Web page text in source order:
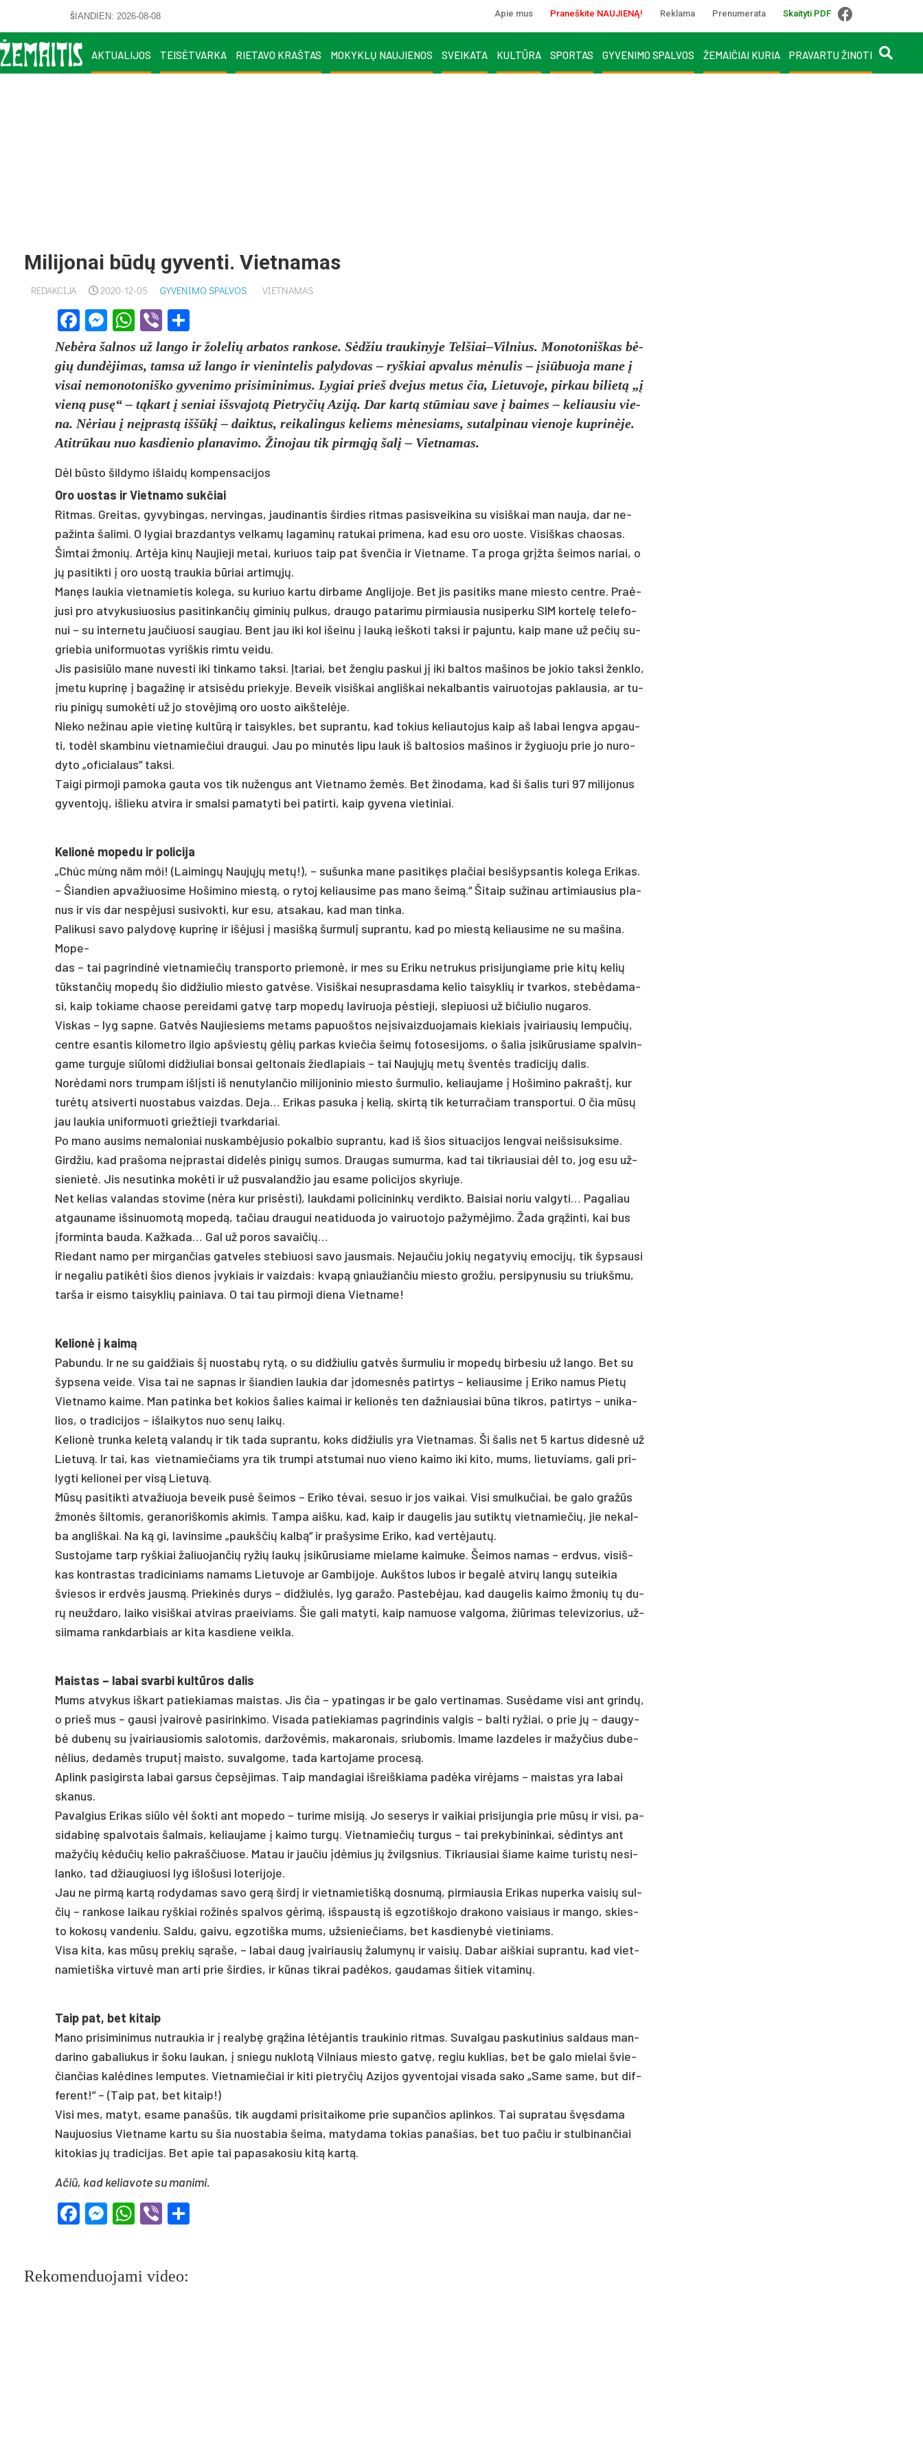
ŠIANDIEN: 2026-08-08 Apie mus Praneškite NAUJIENĄ! Reklama Prenumerata Skaityti PDF
AKTUALIJOS TEISĖTVARKA RIETAVO KRAŠTAS MOKYKLŲ NAUJIENOS SVEIKATA KULTŪRA SPORTAS GYVENIMO SPALVOS ŽEMAIČIAI KURIA PRAVARTU ŽINOTI
Milijonai būdų gyventi. Vietnamas
REDAKCIJA 2020-12-05 GYVENIMO SPALVOS VIETNAMAS
Facebook
Messenger
WhatsApp
Viber
Ne­bė­ra šal­nos už lan­go ir žo­le­lių ar­ba­tos ran­ko­se. Sė­džiu trau­ki­ny­je Telšiai–Vilnius. Mo­no­to­niš­kas bė­
gių dun­dė­ji­mas, tam­sa už lan­go ir vie­nin­te­lis pa­ly­do­vas – ryš­kiai ap­va­lus mė­nu­lis – įsiū­buo­ja ma­ne į
vi­sai ne­mo­no­to­niš­ko gy­ve­ni­mo pri­si­mi­ni­mus. Ly­giai prieš dve­jus me­tus čia, Lie­tu­vo­je, pir­kau bi­lie­tą „į
vie­ną pu­sę“ – tą­kart į se­niai iš­sva­jo­tą Piet­ry­čių Azi­ją. Dar kar­tą stū­miau sa­ve į bai­mes – ke­liau­siu vie­
na. Nė­riau į neįp­ras­tą iš­šū­kį – daik­tus, rei­ka­lin­gus ke­liems mė­ne­siams, su­tal­pi­nau vie­no­je kup­ri­nė­je.
Atit­rū­kau nuo kas­die­nio pla­na­vi­mo. Ži­no­jau tik pir­mą­ją ša­lį – Viet­na­mas.
Dėl būsto šildymo išlaidų kompensacijos
Oro uos­tas ir Viet­na­mo su­kčiai
Rit­mas. Grei­tas, gy­vy­bin­gas, ner­vin­gas, jau­di­nan­tis šir­dies rit­mas pa­si­svei­ki­na su vi­siš­kai man nau­ja, dar ne­
pa­žin­ta ša­li­mi. O ly­giai braz­dan­tys vel­ka­mų la­ga­mi­nų ra­tu­kai pri­me­na, kad esu oro uos­te. Vi­siš­kas chao­sas.
Šim­tai žmo­nių. Ar­tė­ja ki­nų Nau­jie­ji me­tai, ku­riuos taip pat šven­čia ir Viet­na­me. Ta pro­ga grįž­ta šei­mos na­riai, o
jų pa­si­tik­ti į oro uos­tą trau­kia bū­riai ar­ti­mų­jų.
Ma­nęs lau­kia viet­na­mie­tis ko­le­ga, su ku­riuo kar­tu dir­ba­me Ang­li­jo­je. Bet jis pa­si­tiks ma­ne mies­to cent­re. Praė­
ju­si pro at­vy­ku­siuo­sius pa­si­tin­kan­čių gi­mi­nių pul­kus, drau­go pa­ta­ri­mu pir­miau­sia nu­si­per­ku SIM kor­te­lę te­le­fo­
nui – su in­ter­ne­tu jau­čiuo­si sau­giau. Bent jau iki kol išei­nu į lau­ką ieš­ko­ti tak­si ir pa­jun­tu, kaip ma­ne už pe­čių su­
grie­bia uni­for­muo­tas vy­riš­kis rim­tu vei­du.
Jis pa­si­siū­lo ma­ne nu­ves­ti iki tin­ka­mo tak­si. Įta­riai, bet žen­giu pa­skui jį iki bal­tos ma­ši­nos be jo­kio tak­si ženk­lo,
įme­tu kup­ri­nę į ba­ga­ži­nę ir at­si­sė­du prie­ky­je. Be­veik vi­siš­kai ang­liš­kai ne­kal­ban­tis vai­ruo­to­jas pa­klau­sia, ar tu­
riu pi­ni­gų su­mo­kė­ti už jo sto­vė­ji­mą oro uos­to aikš­te­lė­je.
Nie­ko ne­ži­nau apie vie­ti­nę kul­tū­rą ir tai­syk­les, bet su­pran­tu, kad to­kius ke­liau­to­jus kaip aš la­bai leng­va ap­gau­
ti, to­dėl skam­bi­nu viet­na­mie­čiui drau­gui. Jau po mi­nu­tės li­pu lauk iš bal­to­sios ma­ši­nos ir žy­giuo­ju prie jo nu­ro­
dy­to „ofi­cia­laus“ tak­si.
Tai­gi pir­mo­ji pa­mo­ka gau­ta vos tik nu­žen­gus ant Viet­na­mo že­mės. Bet ži­no­da­ma, kad ši ša­lis tu­ri 97 mi­li­jo­nus
gy­ven­to­jų, iš­lie­ku at­vi­ra ir smal­si pa­ma­ty­ti bei pa­tir­ti, kaip gy­ve­na vie­ti­niai.
Ke­lio­nė mo­pe­du ir po­li­ci­ja
„Chúc mừng năm mới! (Lai­min­gų Nau­jų­jų me­tų!), – su­šun­ka ma­ne pa­si­ti­kęs pla­čiai be­si­šyp­san­tis ko­le­ga Eri­kas.
– Šian­dien ap­va­žiuo­si­me Hošimino mies­tą, o ry­toj ke­liau­si­me pas ma­no šei­mą.“ Ši­taip su­ži­nau ar­ti­miau­sius pla­
nus ir vis dar ne­spė­ju­si su­si­vok­ti, kur esu, at­sa­kau, kad man tin­ka.
Pa­li­ku­si sa­vo pa­ly­do­vę kup­ri­nę ir išė­ju­si į ma­siš­ką šur­mu­lį su­pran­tu, kad po mies­tą ke­liau­si­me ne su ma­ši­na.
Mo­pe­-
das – tai pa­grin­di­nė viet­na­mie­čių trans­por­to prie­mo­nė, ir mes su Eri­ku ne­tru­kus pri­si­jun­gia­me prie ki­tų ke­lių
tūks­tan­čių mo­pe­dų šio di­džiu­lio mies­to gat­vė­se. Vi­siš­kai ne­sup­ras­da­ma ke­lio tai­syk­lių ir tvar­kos, ste­bė­da­ma­
si, kaip to­kia­me chao­se pe­rei­da­mi gat­vę tarp mo­pe­dų la­vi­ruo­ja pės­tie­ji, sle­piuo­si už bi­čiu­lio nu­ga­ros.
Vis­kas – lyg sap­ne. Gat­vės Nau­jie­siems me­tams pa­puoš­tos neį­si­vaiz­duo­ja­mais kie­kiais įvai­riau­sių lem­pu­čių,
cent­re esan­tis ki­lo­met­ro il­gio ap­švies­tų gė­lių par­kas kvie­čia šei­mų fo­to­se­si­joms, o ša­lia įsi­kū­ru­sia­me spal­vin­
ga­me tur­gu­je siū­lo­mi di­džiu­liai bon­sai gel­to­nais žied­la­piais – tai Nau­jų­jų me­tų šven­tės tra­di­ci­jų da­lis.
No­rė­da­mi nors trum­pam iš­lįs­ti iš ne­nu­ty­lan­čio mi­li­jo­ni­nio mies­to šur­mu­lio, ke­liau­ja­me į Hošimino pa­kraš­tį, kur
tu­rė­tų at­si­ver­ti nuo­sta­bus vaiz­das. De­ja… Eri­kas pa­su­ka į ke­lią, skir­tą tik ke­tur­ra­čiam trans­por­tui. O čia mū­sų
jau lau­kia uni­for­muo­ti griež­tie­ji tvark­da­riai.
Po ma­no au­sims ne­ma­lo­niai nu­skam­bė­ju­sio po­kal­bio su­pran­tu, kad iš šios si­tua­ci­jos leng­vai neiš­si­suk­si­me.
Gir­džiu, kad pra­šo­ma neįp­ras­tai di­de­lės pi­ni­gų su­mos. Drau­gas su­mur­ma, kad tai tik­riau­siai dėl to, jog esu už­
sie­nie­tė. Jis ne­su­tin­ka mo­kė­ti ir už pus­va­lan­džio jau esa­me po­li­ci­jos sky­riu­je.
Net ke­lias va­lan­das sto­vi­me (nė­ra kur pri­sės­ti), lauk­da­mi po­li­ci­nin­kų ver­dik­to. Bai­siai no­riu val­gy­ti… Pa­ga­liau
at­gau­na­me iš­si­nuo­mo­tą mo­pe­dą, ta­čiau drau­gui nea­ti­duo­da jo vai­ruo­to­jo pa­žy­mė­ji­mo. Ža­da grą­žin­ti, kai bus
įfor­min­ta bau­da. Kaž­ka­da… Gal už po­ros sa­vai­čių…
Rie­dant na­mo per mir­gan­čias gat­ve­les ste­biuo­si sa­vo jaus­mais. Ne­jau­čiu jo­kių ne­ga­ty­vių emo­ci­jų, tik šyp­sau­si
ir ne­ga­liu pa­ti­kė­ti šios die­nos įvy­kiais ir vaiz­dais: kva­pą gniau­žian­čiu mies­to gro­žiu, per­si­py­nu­siu su triukš­mu,
tar­ša ir eis­mo tai­syk­lių pai­nia­va. O tai tau pir­mo­ji die­na Viet­na­me!
Ke­lio­nė į kai­mą
Pa­bun­du. Ir ne su gai­džiais šį nuo­sta­bų ry­tą, o su di­džiu­liu gat­vės šur­mu­liu ir mo­pe­dų bir­be­siu už lan­go. Bet su
šyp­se­na vei­de. Vi­sa tai ne sap­nas ir šian­dien lau­kia dar įdo­mes­nės pa­tir­tys – ke­liau­si­me į Eri­ko na­mus Pie­tų
Viet­na­mo kai­me. Man pa­tin­ka bet ko­kios ša­lies kai­mai ir ke­lio­nės ten daž­niau­siai bū­na tik­ros, pa­tir­tys – uni­ka­
lios, o tra­di­ci­jos – iš­lai­ky­tos nuo se­nų lai­kų.
Ke­lio­nė trun­ka ke­le­tą va­lan­dų ir tik ta­da su­pran­tu, koks di­džiu­lis yra Viet­na­mas. Ši ša­lis net 5 kar­tus di­des­nė už
Lie­tu­vą. Ir tai, kas viet­na­mie­čiams yra tik trum­pi at­stu­mai nuo vie­no kai­mo iki ki­to, mums, lie­tu­viams, ga­li pri­
lyg­ti ke­lio­nei per vi­są Lie­tu­vą.
Mū­sų pa­si­tik­ti at­va­žiuo­ja be­veik pu­sė šei­mos – Eri­ko tė­vai, se­suo ir jos vai­kai. Vi­si smul­ku­čiai, be ga­lo gra­žūs
žmo­nės šil­to­mis, ge­ra­no­riš­ko­mis aki­mis. Tam­pa aiš­ku, kad, kaip ir dau­ge­lis jau su­tik­tų viet­na­mie­čių, jie ne­kal­
ba ang­liš­kai. Na ką gi, la­vin­si­me „paukš­čių kal­bą“ ir pra­šy­si­me Eri­ko, kad ver­tė­jau­tų.
Sus­to­ja­me tarp ryš­kiai ža­liuo­jan­čių ry­žių lau­kų įsi­kū­ru­sia­me mie­la­me kai­mu­ke. Šei­mos na­mas – erd­vus, vi­siš­
kas kont­ras­tas tra­di­ci­niams na­mams Lie­tu­vo­je ar Gam­bi­jo­je. Aukš­tos lu­bos ir be­ga­lė at­vi­rų lan­gų su­tei­kia
švie­sos ir erd­vės jaus­mą. Prie­ki­nės du­rys – di­džiu­lės, lyg ga­ra­žo. Pas­te­bė­jau, kad dau­ge­lis kai­mo žmo­nių tų du­
rų neuž­da­ro, lai­ko vi­siš­kai at­vi­ras praei­viams. Šie ga­li ma­ty­ti, kaip na­muo­se val­go­ma, žiū­ri­mas te­le­vi­zo­rius, už­
sii­ma­ma rank­dar­biais ar ki­ta kas­die­ne veik­la.
Mais­tas – la­bai svar­bi kul­tū­ros da­lis
Mums at­vy­kus iš­kart pa­tie­kia­mas mais­tas. Jis čia – ypa­tin­gas ir be ga­lo ver­ti­na­mas. Su­sė­da­me vi­si ant grin­dų,
o prieš mus – gau­si įvai­ro­vė pa­si­rin­ki­mo. Vi­sa­da pa­tie­kia­mas pa­grin­di­nis val­gis – bal­ti ry­žiai, o prie jų – dau­gy­
bė du­be­nų su įvai­riau­sio­mis sa­lo­to­mis, dar­žo­vė­mis, ma­ka­ro­nais, sriu­bo­mis. Ima­me laz­de­les ir ma­žy­čius du­be­
nė­lius, de­da­mės tru­pu­tį mais­to, su­val­go­me, ta­da kar­to­ja­me pro­ce­są.
Ap­link pa­si­girs­ta la­bai gar­sus čep­sė­ji­mas. Taip man­da­giai iš­reiš­kia­ma pa­dė­ka vi­rė­jams – mais­tas yra la­bai
ska­nus.
Pa­val­gius Eri­kas siū­lo vėl šok­ti ant mo­pe­do – tu­ri­me mi­si­ją. Jo se­se­rys ir vai­kiai pri­si­jun­gia prie mū­sų ir vi­si, pa­
si­da­bi­nę spal­vo­tais šal­mais, ke­liau­ja­me į kai­mo tur­gų. Viet­na­mie­čių tur­gus – tai pre­ky­bi­nin­kai, sė­din­tys ant
ma­žy­čių kė­du­čių ke­lio pa­kraš­čiuo­se. Ma­tau ir jau­čiu įdė­mius jų žvilgs­nius. Tik­riau­siai šia­me kai­me tu­ris­tų ne­si­
lan­ko, tad džiau­giuo­si lyg iš­lo­šu­si lo­te­ri­jo­je.
Jau ne pir­mą kar­tą ro­dy­da­mas sa­vo ge­rą šir­dį ir viet­na­mie­tiš­ką dos­nu­mą, pir­miau­sia Eri­kas nu­per­ka vai­sių sul­
čių – ran­ko­se lai­kau ryš­kiai ro­ži­nės spal­vos gė­ri­mą, iš­spaus­tą iš eg­zo­tiš­ko­jo dra­ko­no vai­siaus ir man­go, skies­
to ko­ko­sų van­de­niu. Sal­du, gai­vu, eg­zo­tiš­ka mums, už­sie­nie­čiams, bet kas­die­ny­bė vie­ti­niams.
Vi­sa ki­ta, kas mū­sų pre­kių są­ra­še, – la­bai daug įvai­riau­sių ža­lu­my­nų ir vai­sių. Da­bar aiš­kiai su­pran­tu, kad viet­
na­mie­tiš­ka vir­tu­vė man ar­ti prie šir­dies, ir kū­nas tik­rai pa­dė­kos, gau­da­mas ši­tiek vi­ta­mi­nų.
Taip pat, bet ki­taip
Ma­no pri­si­mi­ni­mus nu­trau­kia ir į rea­ly­bę grą­ži­na lė­tė­jan­tis trau­ki­nio rit­mas. Su­val­gau pa­sku­ti­nius sal­daus man­
da­ri­no ga­ba­liu­kus ir šo­ku lau­kan, į snie­gu nu­klo­tą Vil­niaus mies­to gat­vę, re­giu kuk­lias, bet be ga­lo mie­lai švie­
čian­čias ka­lė­di­nes lem­pu­tes. Viet­na­mie­čiai ir ki­ti piet­ry­čių Azi­jos gy­ven­to­jai vi­sa­da sa­ko „Sa­me sa­me, but dif­
fe­rent!“ – (Taip pat, bet ki­taip!)
Vi­si mes, ma­tyt, esa­me pa­na­šūs, tik aug­da­mi pri­si­tai­ko­me prie su­pan­čios ap­lin­kos. Tai su­pra­tau švęs­da­ma
Nau­juo­sius Viet­na­me kar­tu su šia nuo­sta­bia šei­ma, ma­ty­da­ma to­kias pa­na­šias, bet tuo pa­čiu ir stul­bi­nan­čiai
ki­to­kias jų tra­di­ci­jas. Bet apie tai pa­pa­sa­ko­siu ki­tą kar­tą.
Ačiū, kad ke­lia­vo­te su ma­ni­mi.
Facebook
Messenger
WhatsApp
Viber
Rekomenduojami video: